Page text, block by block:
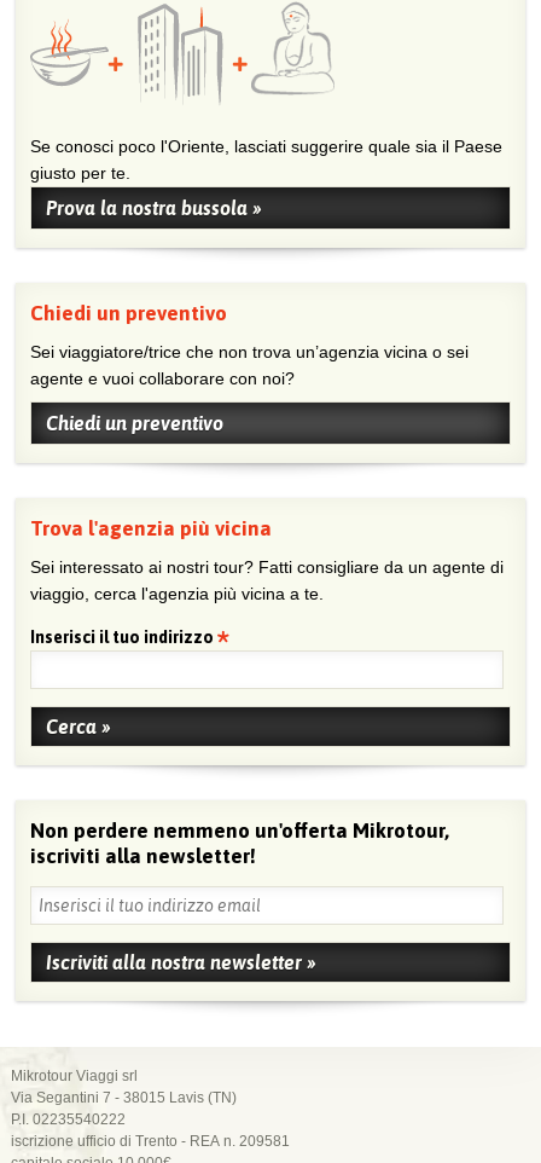
Se conosci poco l'Oriente, lasciati suggerire quale sia il Paese
giusto per te.
Prova la nostra bussola »
Chiedi un preventivo
Sei viaggiatore/trice che non trova un’agenzia vicina o sei
agente e vuoi collaborare con noi?
Chiedi un preventivo
Trova l'agenzia più vicina
Sei interessato ai nostri tour? Fatti consigliare da un agente di
viaggio, cerca l'agenzia più vicina a te.
Inserisci il tuo indirizzo
Non perdere nemmeno un'offerta Mikrotour,
iscriviti alla newsletter!
Mikrotour Viaggi srl
Via Segantini 7 - 38015 Lavis (TN)
P.I. 02235540222
iscrizione ufficio di Trento - REA n. 209581